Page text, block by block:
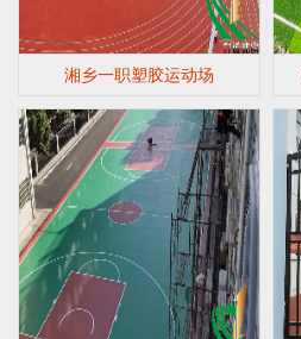
湘乡一职塑胶运动场